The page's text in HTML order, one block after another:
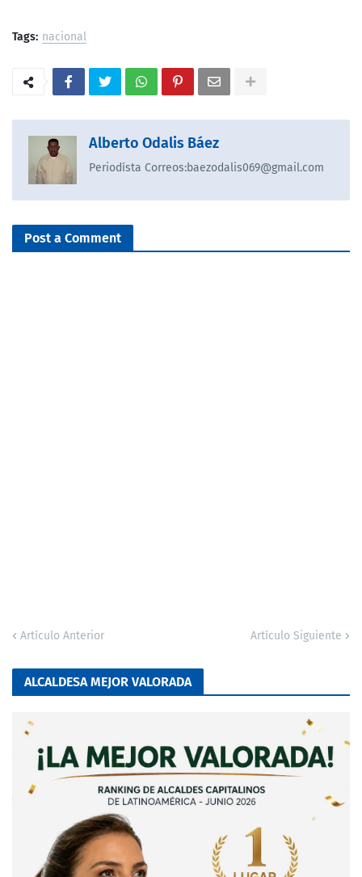
Tags: nacional
Alberto Odalis Báez
Periodísta Correos:baezodalis069@gmail.com
Post a Comment
Artículo Anterior Artículo Siguiente
ALCALDESA MEJOR VALORADA